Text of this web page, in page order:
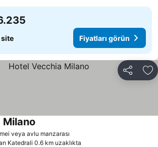
site Fiyatları görün
Paylaş
veya avlu manzarası
Milano
Katedrali 0.6 km uzaklıkta